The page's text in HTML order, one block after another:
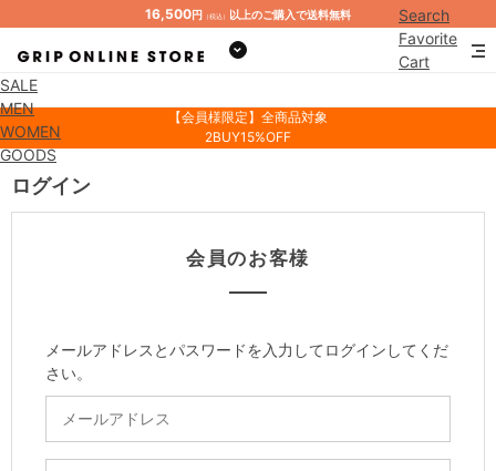
16,500円 （税込） 以上のご購入で送料無料
Search
Favorite
Cart
SALE
MEN
WOMEN
GOODS
【会員様限定】全商品対象
2BUY15%OFF
ログイン
会員のお客様
メールアドレスとパスワードを入力してログインしてくだ
さい。